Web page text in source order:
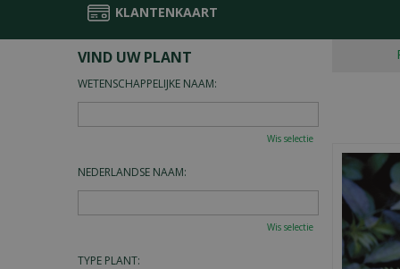
Home Plantengids
KLANTENKAART
VIND UW PLANT
WETENSCHAPPELIJKE NAAM:
Wis selectie
NEDERLANDSE NAAM:
Wis selectie
TYPE PLANT: